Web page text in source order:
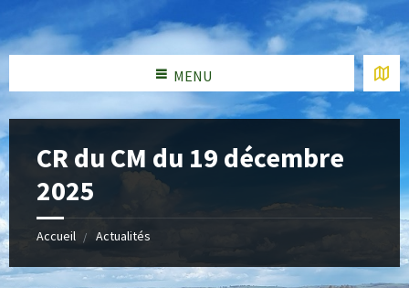
MENU
CR du CM du 19 décembre
2025
Accueil Actualités